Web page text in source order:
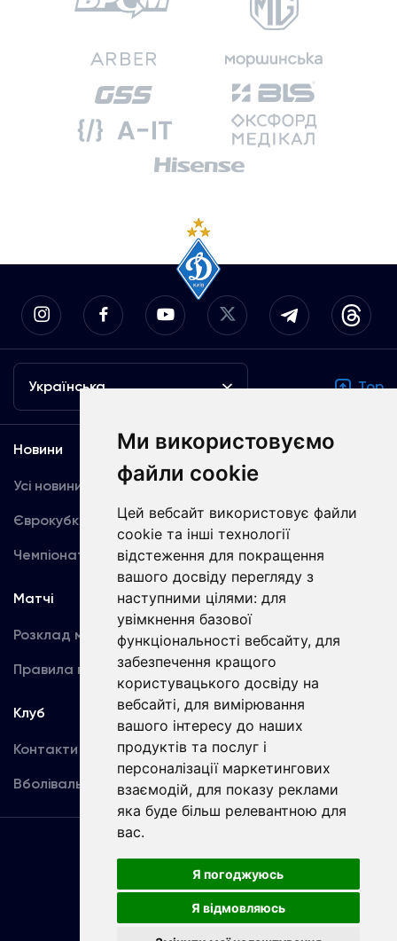
Ми використовуємо
файли cookie
Цей вебсайт використовує файли
cookie та інші технології
відстеження для покращення
вашого досвіду перегляду з
наступними цілями: для
увімкнення базової
функціональності вебсайту, для
забезпечення кращого
користувацького досвіду на
вебсайті, для вимірювання
вашого інтересу до наших
продуктів та послуг і
персоналізації маркетингових
взаємодій, для показу реклами
яка буде більш релевантною для
вас.
Я погоджуюсь
Я відмовляюсь
Українська Top
Новини
Усі новини
Єврокубки
Чемпіонат України
Медіа
Динамо TV
Фотогалерея
Акредитація
Матчі
Розклад матчів
Правила поведінки
Команда
Перша команда
U19
Клуб
Контакти
Вболівальникам
Угода
користувача
Copyright © ФК «Динамо» Київ